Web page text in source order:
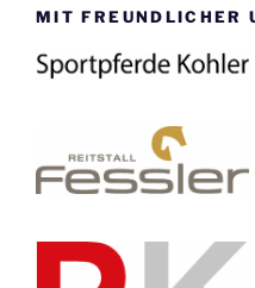
MIT FREUNDLICHER